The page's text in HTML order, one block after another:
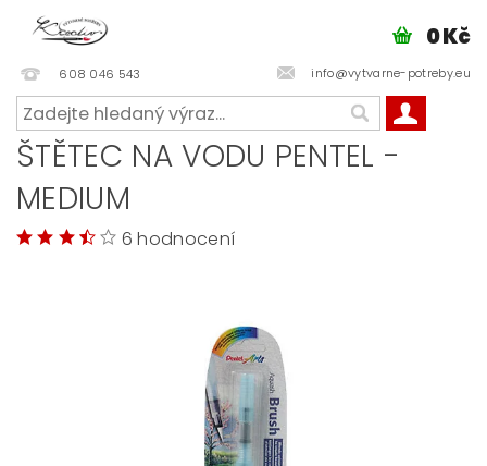
608 046 543 info@vytvarne-potreby.eu
0 Kč
ŠTĚTEC NA VODU PENTEL -
MEDIUM
6 hodnocení